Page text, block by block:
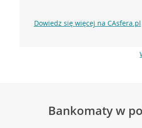
Dowiedz się więcej na CAsfera.pl
Bankomaty w